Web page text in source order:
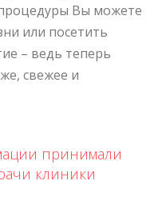
процедуры Вы можете
или посетить
– ведь теперь
свежее и
принимали
клиники